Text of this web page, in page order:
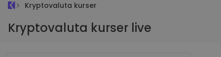
Kryptovaluta kurser
Kryptovaluta kurser live